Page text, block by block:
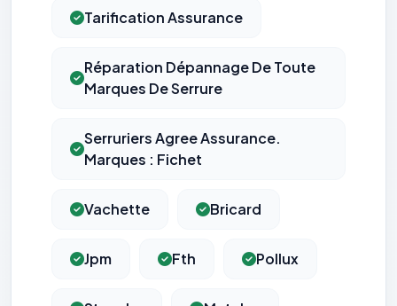
Tarification Assurance
Réparation Dépannage De Toute
Marques De Serrure
Serruriers Agree Assurance.
Marques : Fichet
Vachette Bricard
Jpm Fth Pollux